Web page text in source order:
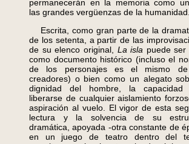
permanecerán en la memoria como
las grandes vergüenzas de la humanidad.
Escrita, como gran parte de la
de los setenta, a partir de las
de su elenco original, La isla puede ser
como documento histórico (incluso el
de los personajes es el mismo
creadores) o bien como un alegato
dignidad del hombre, la capacidad
liberarse de cualquier aislamiento
aspiración al vuelo. El vigor de esta
lectura y la solvencia de su
dramática, apoyada -otra constante de
en un juego de teatro dentro del